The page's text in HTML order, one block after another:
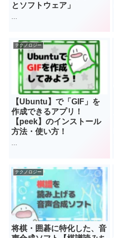
とソフトウェア」
テクノロジー
【Ubuntu】で「GIF」を
作成できるアプリ！
【peek】のインストール
方法・使い方！
...
テクノロジー
将棋・囲碁に特化した、音